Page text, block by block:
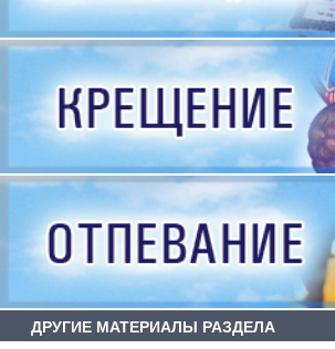
ДРУГИЕ МАТЕРИАЛЫ РАЗДЕЛА